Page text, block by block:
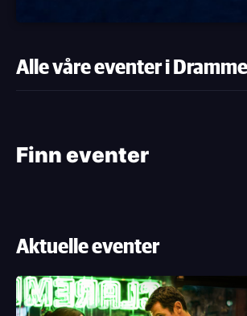
Alle våre eventer i
Aktuelle eventer
Finn eventer